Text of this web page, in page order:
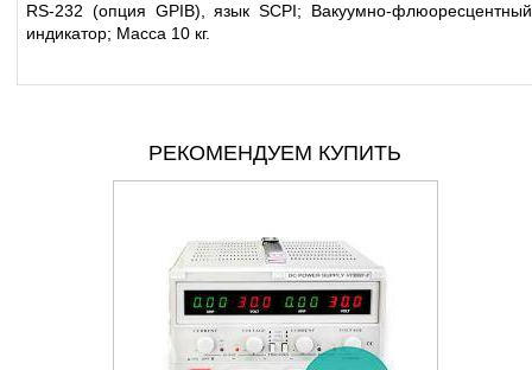
RS-232 (опция GPIB), язык SCPI; Вакуумно-флюоресцентный
индикатор; Масса 10 кг.
РЕКОМЕНДУЕМ КУПИТЬ